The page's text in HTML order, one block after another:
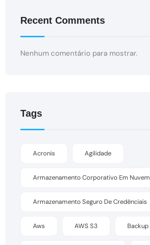
Recent Comments
Nenhum comentário para mostrar.
Tags
Acronis Agilidade
Armazenamento Corporativo Em Nuvem
Armazenamento Seguro De Credênciais
Aws AWS S3 Backup